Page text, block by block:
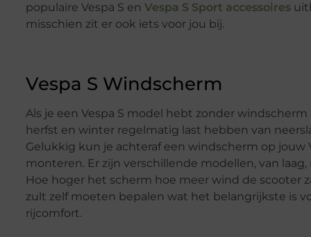
populaire Vespa S en Vespa S Sport accessoires
misschien zit er ook iets voor jou bij.
Vespa S Windscherm
Als je een Vespa S model hebt zonder windscherm
herfst en winter regelmatig last hebben van
Gelukkig kun je achteraf een windscherm op jouw
monteren. Er zijn verschillende modellen, van laag,
Hoe hoger het scherm hoe meer wind de scooter
zult zelf moeten bepalen wat het belangrijkste is
rijcomfort.